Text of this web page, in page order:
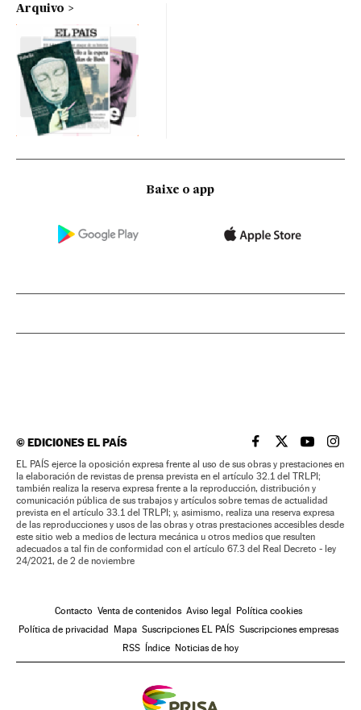
Arquivo
Baixe o app
©EDICIONES EL PAÍS EL PAÍS BRASIL EN
EL PAÍSEL PAÍS
EL
EL PAÍS ejerce la oposición expresa frente al uso de sus obras y prestaciones en
la elaboración de revistas de prensa prevista en el artículo 32.1 del TRLPI;
también realiza la reserva expresa frente a la reproducción, distribución y
comunicación pública de sus trabajos y artículos sobre temas de actualidad
prevista en el artículo 33.1 del TRLPI; y, asimismo, realiza una reserva expresa
de las reproducciones y usos de las obras y otras prestaciones accesibles desde
este sitio web a medios de lectura mecánica u otros medios que resulten
adecuados a tal fin de conformidad con el artículo 67.3 del Real Decreto - ley
24/2021, de 2 de noviembre
Contacto Venta de contenidos Aviso legal
Política cookies
Política de privacidad
Mapa Suscripciones EL PAÍS Suscripciones empresas
RSS
Índice Noticias de hoy